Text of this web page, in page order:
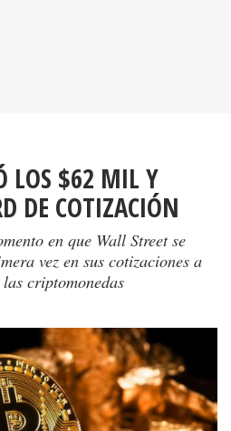
LOS $62 MIL Y
DE COTIZACIÓN
en que Wall Street se
vez en sus cotizaciones a
criptomonedas